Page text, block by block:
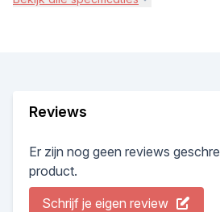
Reviews
Er zijn nog geen reviews
product.
Schrijf je eigen review